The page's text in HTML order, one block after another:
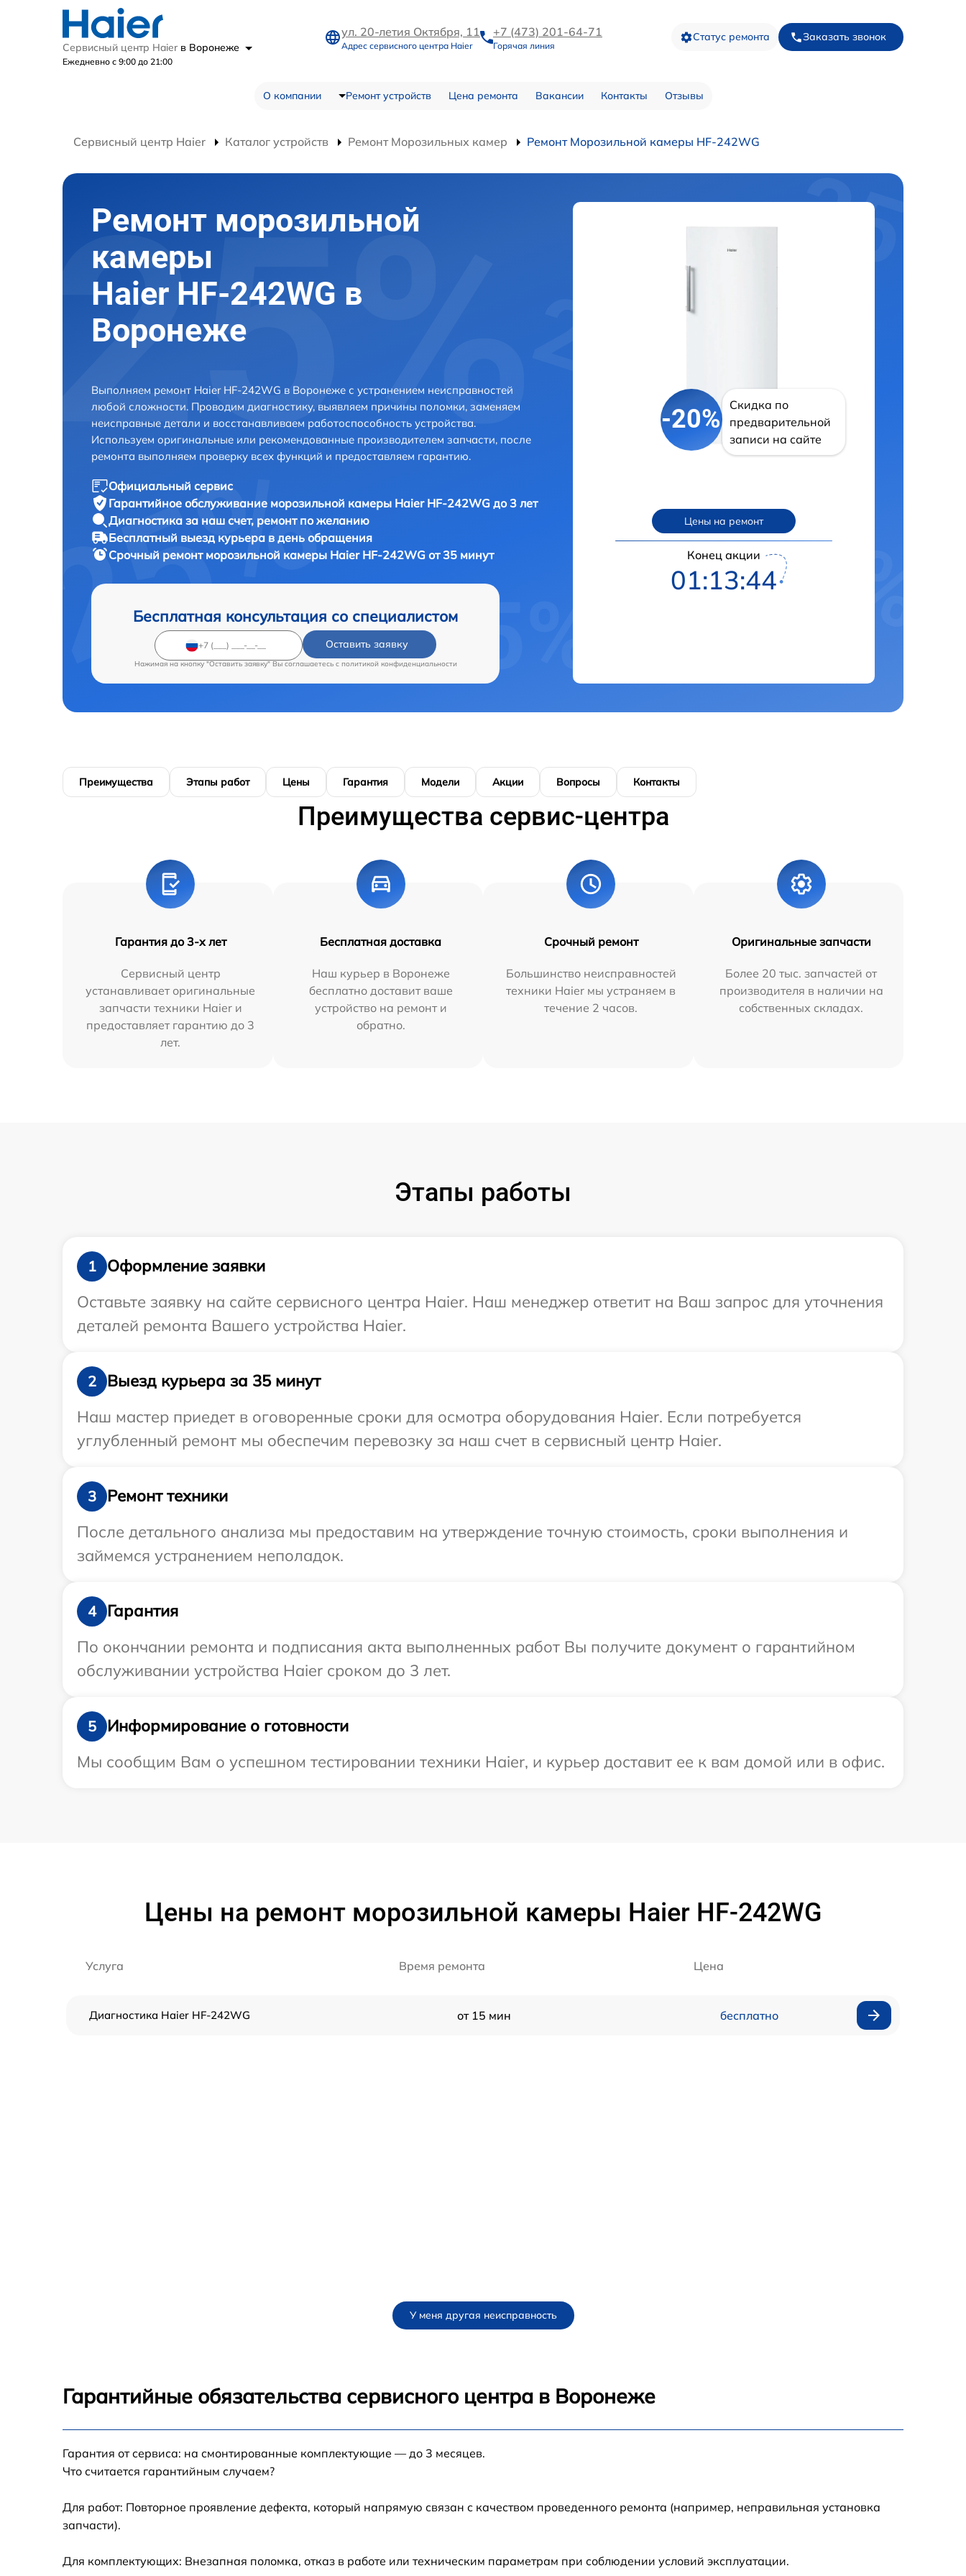
Сервисный центр Haier в Воронеже
Ежедневно с 9:00 до 21:00
ул. 20-летия Октября, 11
Адрес сервисного центра Haier
+7 (473) 201-64-71
Горячая линия
Статус ремонта Заказать звонок
О компании Ремонт устройств Цена ремонта Вакансии Контакты Отзывы
Сервисный центр Haier Каталог устройств Ремонт Морозильных камер Ремонт Морозильной камеры HF-242WG
Ремонт морозильной
камеры
Haier HF-242WG в
Воронеже
Выполняем ремонт Haier HF-242WG в Воронеже с устранением неисправностей
любой сложности. Проводим диагностику, выявляем причины поломки, заменяем
неисправные детали и восстанавливаем работоспособность устройства.
Используем оригинальные или рекомендованные производителем запчасти, после
ремонта выполняем проверку всех функций и предоставляем гарантию.
Официальный сервис
Гарантийное обслуживание морозильной камеры Haier HF-242WG до 3 лет
Диагностика за наш счет, ремонт по желанию
Бесплатный выезд курьера в день обращения
Срочный ремонт морозильной камеры Haier HF-242WG от 35 минут
Бесплатная консультация со специалистом
Оставить заявку
Нажимая на кнопку "Оставить заявку" Вы соглашаетесь c политикой конфиденциальности
-20%
Скидка по
предварительной
записи на сайте
Цены на ремонт
Конец акции
01:13:43
Преимущества Этапы работ Цены Гарантия Модели Акции Вопросы Контакты
Преимущества сервис-центра
Гарантия до 3-х лет
Сервисный центр
устанавливает оригинальные
запчасти техники Haier и
предоставляет гарантию до 3
лет.
Бесплатная доставка
Наш курьер в Воронеже
бесплатно доставит ваше
устройство на ремонт и
обратно.
Срочный ремонт
Большинство неисправностей
техники Haier мы устраняем в
течение 2 часов.
Оригинальные запчасти
Более 20 тыс. запчастей от
производителя в наличии на
собственных складах.
Этапы работы
1
Оформление заявки
Оставьте заявку на сайте сервисного центра Haier. Наш менеджер ответит на Ваш запрос для уточнения
деталей ремонта Вашего устройства Haier.
2
Выезд курьера за 35 минут
Наш мастер приедет в оговоренные сроки для осмотра оборудования Haier. Если потребуется
углубленный ремонт мы обеспечим перевозку за наш счет в сервисный центр Haier.
3
Ремонт техники
После детального анализа мы предоставим на утверждение точную стоимость, сроки выполнения и
займемся устранением неполадок.
4
Гарантия
По окончании ремонта и подписания акта выполненных работ Вы получите документ о гарантийном
обслуживании устройства Haier сроком до 3 лет.
5
Информирование о готовности
Мы сообщим Вам о успешном тестировании техники Haier, и курьер доставит ее к вам домой или в офис.
Цены на ремонт морозильной камеры Haier HF-242WG
Услуга Время ремонта Цена
Диагностика Haier HF-242WG от 15 мин бесплатно
У меня другая неисправность
Гарантийные обязательства сервисного центра в Воронеже
Гарантия от сервиса: на смонтированные комплектующие — до 3 месяцев.
Что считается гарантийным случаем?
Для работ: Повторное проявление дефекта, который напрямую связан с качеством проведенного ремонта (например, неправильная установка
запчасти).
Для комплектующих: Внезапная поломка, отказ в работе или техническим параметрам при соблюдении условий эксплуатации.